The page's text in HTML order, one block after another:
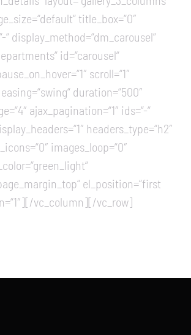
title_box=“0″
“ display_method=“dm_carousel“
id=“carousel“
scroll=“1″
duration=“500″
ajax_pagination=“1″ ids=“-“
headers_type=“h2″
images_loop=“0″
el_position=“first
vc_column][/vc_row]